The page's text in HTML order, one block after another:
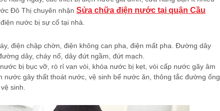
Đô Thị chuyên nhận Sửa chữa điện nước tại quận Cầu
nước bị sự cố tại nhà.
điện chập chờn, điện không can pha, điện mất pha. Đường dây
dây, cháy nổ, dây đứt ngầm, đứt mạch.
bị bục vỡ, rò rỉ van vòi, khóa nước bị kẹt, vòi cấp nước gãy âm
nước gây thất thoát nước, vệ sinh bể nước ăn, thông tắc đường ống
sinh.